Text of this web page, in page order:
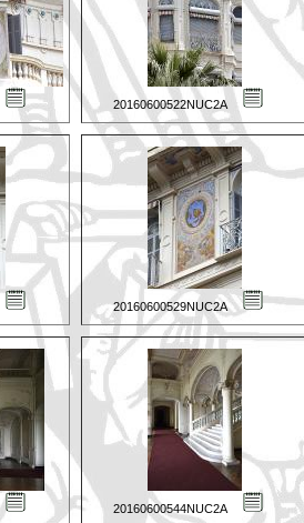
20160600522NUC2A
20160600529NUC2A
20160600544NUC2A